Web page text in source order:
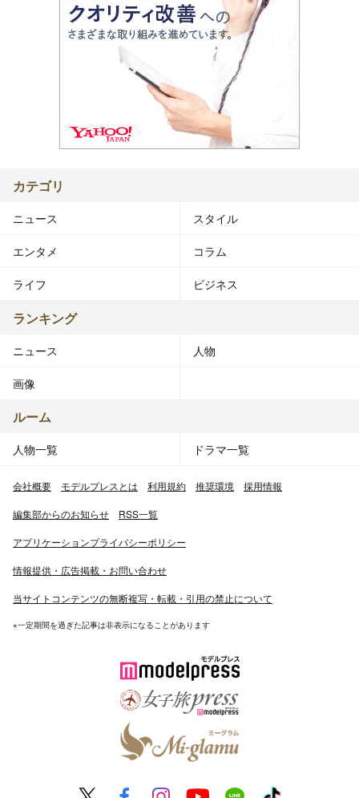
カテゴリ
ニュース スタイル
エンタメ コラム
ライフ ビジネス
ランキング
ニュース 人物
画像
ルーム
人物一覧 ドラマ一覧
会社概要 モデルプレスとは 利用規約 推奨環境 採用情報
編集部からのお知らせ RSS一覧
アプリケーションプライバシーポリシー
情報提供・広告掲載・お問い合わせ
当サイトコンテンツの無断複写・転載・引用の禁止について
※一定期間を過ぎた記事は非表示になることがあります